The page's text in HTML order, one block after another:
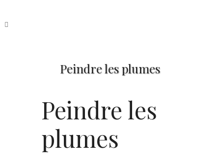
Peindre les plumes
Peindre les
plumes